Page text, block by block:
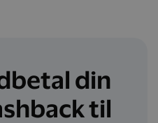
din
til